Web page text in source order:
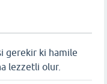
gerekir ki hamile
lezzetli olur.